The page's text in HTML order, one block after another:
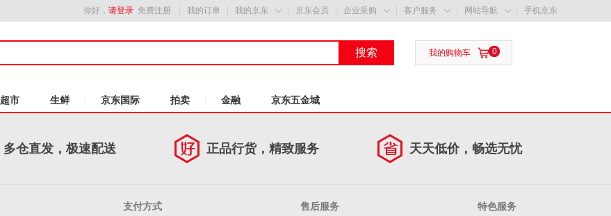
你好， 请登录 免费注册 我的订单 我的京东  京东会员 企业采购  客户服务  网站导航  手机京东
搜索  0
我的购物车
超市 生鲜 京东国际 拍卖 金融 京东五金城
多仓直发，极速配送 正品行货，精致服务 天天低价，畅选无忧
支付方式 售后服务 特色服务